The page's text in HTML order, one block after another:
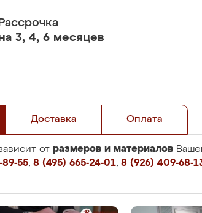
Рассрочка
3, 4, 6 месяцев
Доставка Оплата
от размеров и материалов
55, 8 (495) 665-24-01, 8 (926) 409-68-